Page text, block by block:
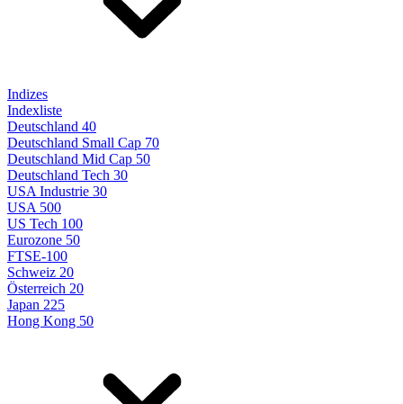
Indizes
Indexliste
Deutschland 40
Deutschland Small Cap 70
Deutschland Mid Cap 50
Deutschland Tech 30
USA Industrie 30
USA 500
US Tech 100
Eurozone 50
FTSE-100
Schweiz 20
Österreich 20
Japan 225
Hong Kong 50